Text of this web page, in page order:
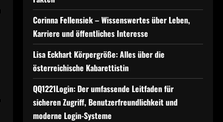
Corinna Fellensiek – Wissenswertes über Leben,
Karriere und öffentliches Interesse
Lisa Eckhart Körpergröße: Alles über die
österreichische Kabarettistin
QQ1221Login: Der umfassende Leitfaden für
sicheren Zugriff, Benutzerfreundlichkeit und
moderne Login-Systeme